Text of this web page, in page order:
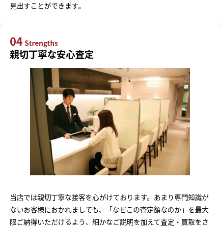
見出すことができます。
04 Strengths
親切丁寧な安心査定
当店では親切丁寧な接客を心がけております。あまり専門知識が
ないお客様におかれましても、「なぜこの査定額なのか」を最大
限ご納得いただけるよう、細かなご説明を加えて査定・買取をさ